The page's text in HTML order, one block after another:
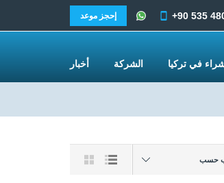
حسب
+90 535 إحجز موعد
في تركيا الشركة أخبار